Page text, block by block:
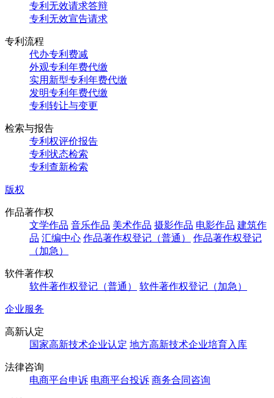
专利无效请求答辩
专利无效宣告请求
专利流程
代办专利费减
外观专利年费代缴
实用新型专利年费代缴
发明专利年费代缴
专利转让与变更
检索与报告
专利权评价报告
专利状态检索
专利查新检索
版权
作品著作权
文学作品 音乐作品 美术作品 摄影作品 电影作品 建筑作
品 汇编中心 作品著作权登记（普通）
作品著作权登记
（加急）
软件著作权
软件著作权登记（普通）
软件著作权登记（加急）
企业服务
高新认定
国家高新技术企业认定 地方高新技术企业培育入库
法律咨询
电商平台申诉 电商平台投诉 商务合同咨询